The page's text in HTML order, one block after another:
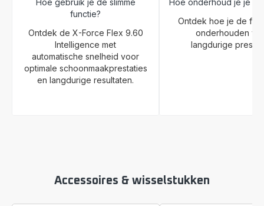
Hoe gebruik je de slimme
functie?
Ontdek de X-Force Flex 9.60
Intelligence met
automatische snelheid voor
optimale schoonmaakprestaties
en langdurige resultaten.
Hoe onderhoud je je
Ontdek hoe je de
onderhouden
langdurige
Accessoires & wisselstukken